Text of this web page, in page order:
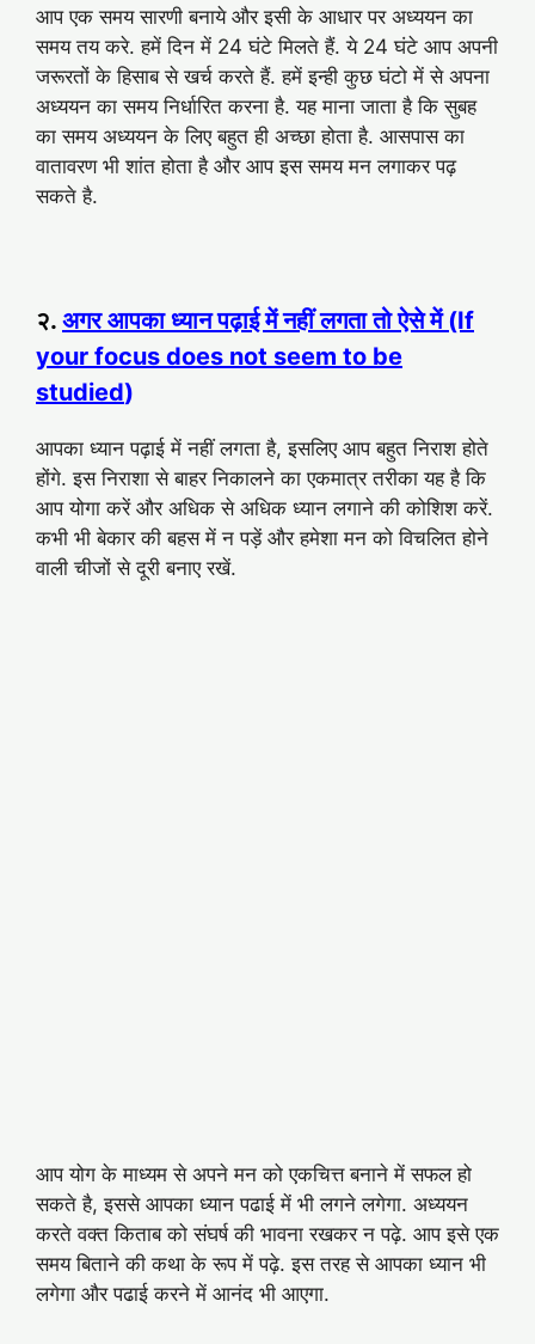
आप एक समय सारणी बनाये और इसी के आधार पर अध्ययन का
समय तय करे. हमें दिन में 24 घंटे मिलते हैं. ये 24 घंटे आप अपनी
जरूरतों के हिसाब से खर्च करते हैं. हमें इन्ही कुछ घंटो में से अपना
अध्ययन का समय निर्धारित करना है. यह माना जाता है कि सुबह
का समय अध्ययन के लिए बहुत ही अच्छा होता है. आसपास का
वातावरण भी शांत होता है और आप इस समय मन लगाकर पढ़
सकते है.
२. अगर आपका ध्यान पढ़ाई में नहीं लगता तो ऐसे में (If
your focus does not seem to be
studied)
आपका ध्यान पढ़ाई में नहीं लगता है, इसलिए आप बहुत निराश होते
होंगे. इस निराशा से बाहर निकालने का एकमात्र तरीका यह है कि
आप योगा करें और अधिक से अधिक ध्यान लगाने की कोशिश करें.
कभी भी बेकार की बहस में न पड़ें और हमेशा मन को विचलित होने
वाली चीजों से दूरी बनाए रखें.
आप योग के माध्यम से अपने मन को एकचित्त बनाने में सफल हो
सकते है, इससे आपका ध्यान पढाई में भी लगने लगेगा. अध्ययन
करते वक्त किताब को संघर्ष की भावना रखकर न पढ़े. आप इसे एक
समय बिताने की कथा के रूप में पढ़े. इस तरह से आपका ध्यान भी
लगेगा और पढाई करने में आनंद भी आएगा.